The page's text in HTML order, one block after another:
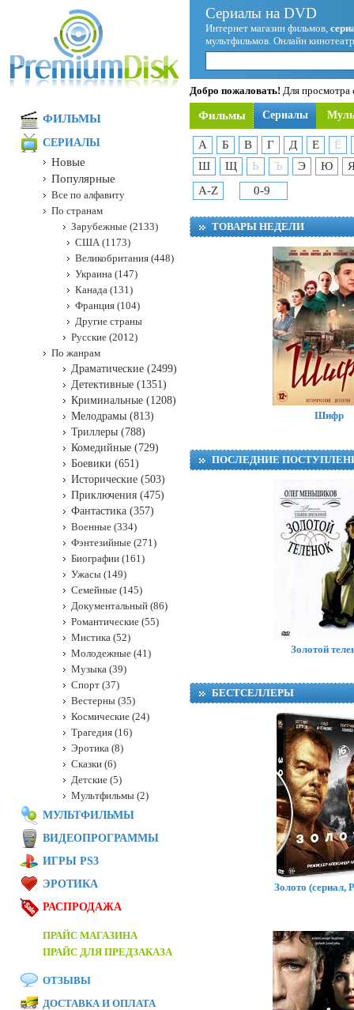
Сериалы на DVD
Интернет магазин фильмов,
мультфильмов. Онлайн
Добро пожаловать! Для просмотра
Фильмы Сериалы
А Б В Г Д Е
Ё
Ш
Щ Ь Ъ Э Ю
A-Z
0-9
ТОВАРЫ НЕДЕЛИ
Шифр
ПОСЛЕДНИЕ
Золотой
БЕСТСЕЛЛЕРЫ
Золото (сериал,
ФИЛЬМЫ
СЕРИАЛЫ
Новые
Популярные
Все по алфавиту
По странам
Зарубежные (2133)
США (1173)
Великобритания (448)
Украина (147)
Канада (131)
Франция (104)
Другие страны
Русские (2012)
По жанрам
Драматические (2499)
Детективные (1351)
Криминальные (1208)
Мелодрамы (813)
Триллеры (788)
Комедийные (729)
Боевики (651)
Исторические (503)
Приключения (475)
Фантастика (357)
Военные (334)
Фэнтезийные (271)
Биографии (161)
Ужасы (149)
Семейные (145)
Документальный (86)
Романтические (55)
Мистика (52)
Молодежные (41)
Музыка (39)
Спорт (37)
Вестерны (35)
Космические (24)
Трагедия (16)
Эротика (8)
Сказки (6)
Детские (5)
Мультфильмы (2)
МУЛЬТФИЛЬМЫ
ВИДЕОПРОГРАММЫ
ИГРЫ PS3
ЭРОТИКА
РАСПРОДАЖА
ПРАЙС МАГАЗИНА
ПРАЙС ДЛЯ ПРЕДЗАКАЗА
ОТЗЫВЫ
ДОСТАВКА И ОПЛАТА